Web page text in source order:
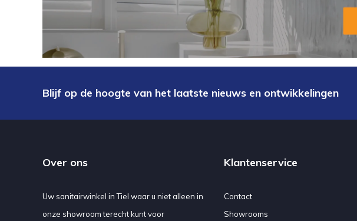
Blijf op de hoogte van het laatste nieuws en ontwikkelingen
Over ons
Uw sanitairwinkel in Tiel waar u niet alleen in
onze showroom terecht kunt voor
Klantenservice
Contact
Showrooms